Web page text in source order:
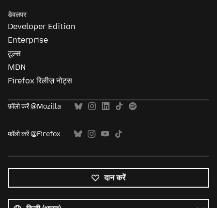
डेवलपर
Developer Edition
Enterprise
टूल्स
MDN
Firefox रिलीज़ नोट्स
फ़ॉलो करें @Mozilla
फ़ॉलो करें @Firefox
दान करें
भाषाएं
भाषा